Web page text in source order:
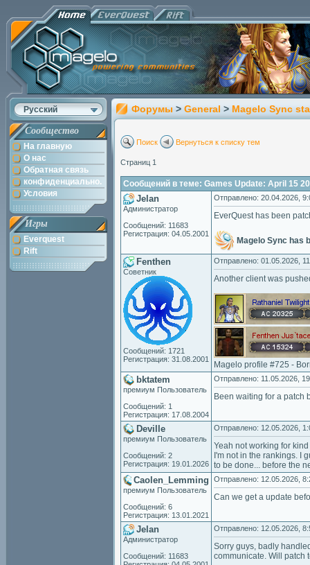
Русский
Сообщество
На главную
О нас
Обратная связь
конфиденциально.
Условия
Игры
Everquest
Rift
Форумы > General > Magelo Sync
Поиск Вернуться к списку тем
Страниц 1
Сообщений в теме: Games Update: April 15
Jelan
Администратор
Сообщений: 11683
Регистрация: 04.05.2001
Отправлено: 20.04.2026,
EverQuest has been
Magelo Sync has
Fenthen
Советник
Сообщений: 1721
Регистрация: 31.08.2001
Отправлено: 01.05.2026,
Another client was
Magelo profile #725 -
bktatem
премиум Пользователь
Сообщений: 1
Регистрация: 17.08.2004
Отправлено: 11.05.2026,
Been waiting for a patch
Deville
премиум Пользователь
Сообщений: 2
Регистрация: 19.01.2026
Отправлено: 12.05.2026,
Yeah not working for
I'm not in the rankings. I
to be done... before the
Caolen_Lemming
премиум Пользователь
Сообщений: 6
Регистрация: 13.01.2021
Отправлено: 12.05.2026,
Can we get a update
Jelan
Администратор
Сообщений: 11683
Отправлено: 12.05.2026,
Sorry guys, badly
communicate. Will patch